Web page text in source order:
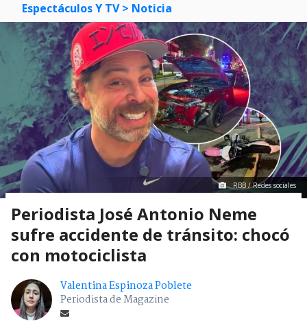
Espectáculos Y TV > Noticia
RBB / Redes sociales
Periodista José Antonio Neme
sufre accidente de tránsito: chocó
con motociclista
Valentina Espinoza Poblete
Periodista de Magazine